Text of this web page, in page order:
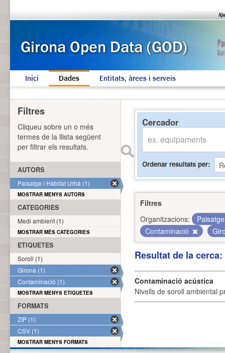
Inici Dades Entitats, àrees i serveis
Cercador
Ordenar resultats per
Filtres
Organitzacions:
Contaminació
Resultat de la
Contaminació acústica
Nivells de soroll ambiental
Filtres
Cliqueu sobre un o més
termes de la llista següent
per filtrar els resultats.
AUTORS
Paisatge i Hàbitat Urbà (1)
MOSTRAR MENYS AUTORS
CATEGORIES
Medi ambient (1)
MOSTRAR MÉS CATEGORIES
ETIQUETES
Soroll (1)
Girona (1)
Contaminació (1)
MOSTRAR MENYS ETIQUETES
FORMATS
ZIP (1)
CSV (1)
MOSTRAR MENYS FORMATS